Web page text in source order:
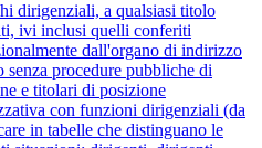
dirigenziali, a qualsiasi titolo
ivi inclusi quelli conferiti
dall'organo di indirizzo
senza procedure pubbliche di
e titolari di posizione
con funzioni dirigenziali (da
in tabelle che distinguano le